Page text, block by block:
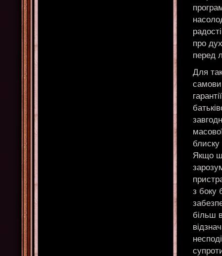
про
перед
Для
блиску
Якщо
з боку
більш